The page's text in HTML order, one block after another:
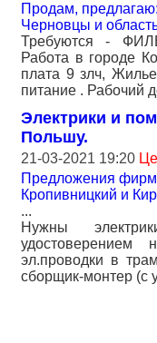
Продам,
Черновцы и
Требуются -
Работа в городе
плата 9 злч,
питание . Рабочий
Электрики и
Польшу.
21-03-2021 19:20
Предложения
Кропивницкий и
...
Нужны
удостоверением
эл.проводки в
сборщик-монтер (с